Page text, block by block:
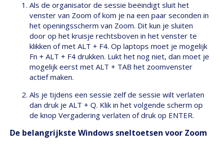
Als de organisator de sessie beëindigt sluit het
venster van Zoom of kom je na een paar seconden in
het openingsscherm van Zoom. Dit kun je sluiten
door op het kruisje rechtsboven in het venster te
klikken of met ALT + F4. Op laptops moet je mogelijk
Fn + ALT + F4 drukken. Lukt het nog niet, dan moet je
mogelijk eerst met ALT + TAB het zoomvenster
actief maken.
Als je tijdens een sessie zelf de sessie wilt verlaten
dan druk je ALT + Q. Klik in het volgende scherm op
de knop Vergadering verlaten of druk op ENTER.
De belangrijkste Windows sneltoetsen voor Zoom